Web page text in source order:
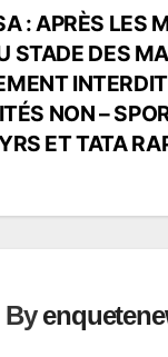
: APRÈS LES
STADE DES
NON –
ET TATA
By